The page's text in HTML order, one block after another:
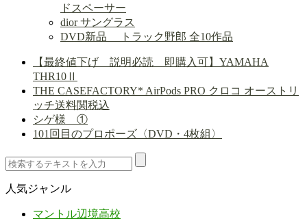
ドスペーサー
dior サングラス
DVD新品 トラック野郎 全10作品
【最終値下げ 説明必読 即購入可】YAMAHA
THR10Ⅱ
THE CASEFACTORY* AirPods PRO クロコ オーストリ
ッチ送料関税込
シゲ様 ①
101回目のプロポーズ〈DVD・4枚組〉
人気ジャンル
マントル辺境高校